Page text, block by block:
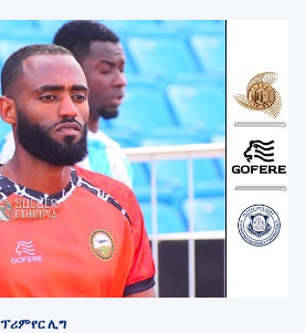
ፕሪምየር ሊግ